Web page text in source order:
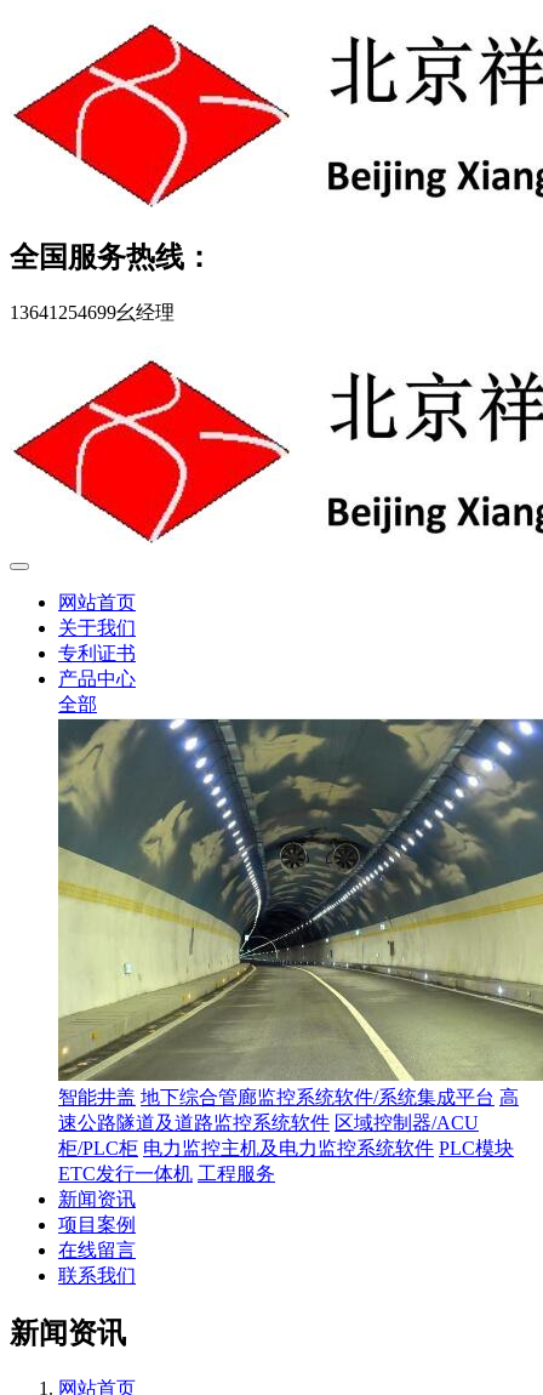
全国服务热线：
13641254699幺经理
网站首页
关于我们
专利证书
产品中心
全部
智能井盖 地下综合管廊监控系统软件/系统集成平台 高
速公路隧道及道路监控系统软件 区域控制器/ACU
柜/PLC柜 电力监控主机及电力监控系统软件 PLC模块
ETC发行一体机 工程服务
新闻资讯
项目案例
在线留言
联系我们
新闻资讯
网站首页